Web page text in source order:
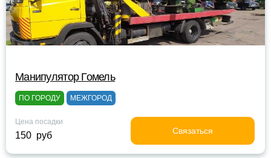
Манипулятор Гомель
ПО ГОРОДУ МЕЖГОРОД
Цена посадки
150 руб Связаться